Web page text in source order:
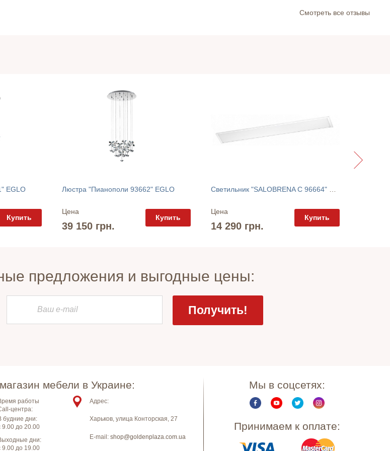
Cмотреть все отзывы
EGLO
Купить
Люстра "Пианополи 93662" EGLO
Цена
39 150 грн.
Купить
Цена
14 290 грн.
Купить
предложения и выгодные цены:
мебели в Украине:
работы
центра:
будние дни:
9.00 до 20.00
дни:
9.00 до 19.00
Адрес:
Харьков,улица Конторская, 27
E-mail:shop@goldenplaza.com.ua
Мы в соцсетях:
Принимаем к оплате: